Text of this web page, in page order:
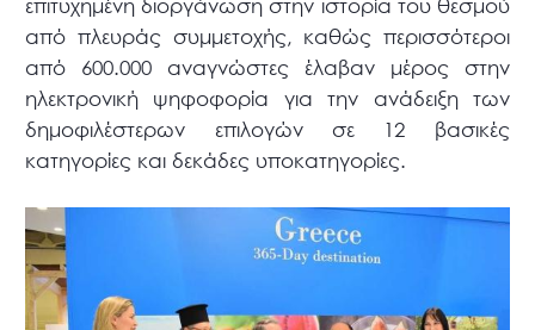
επιτυχημένη διοργάνωση στην ιστορία του θεσμού
από πλευράς συμμετοχής, καθώς περισσότεροι
από 600.000 αναγνώστες έλαβαν μέρος στην
ηλεκτρονική ψηφοφορία για την ανάδειξη των
δημοφιλέστερων επιλογών σε 12 βασικές
κατηγορίες και δεκάδες υποκατηγορίες.